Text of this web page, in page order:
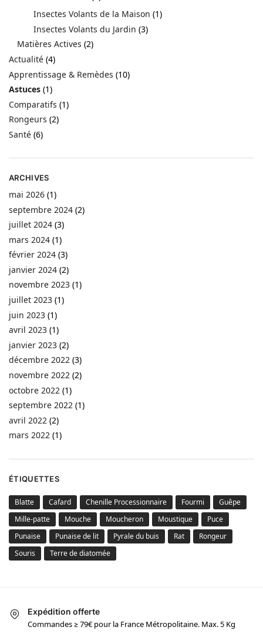
Insectes Volants de la Maison (1)
Insectes Volants du Jardin (3)
Matières Actives (2)
Actualité (4)
Apprentissage & Remèdes (10)
Astuces (1)
Comparatifs (1)
Rongeurs (2)
Santé (6)
ARCHIVES
mai 2026 (1)
septembre 2024 (2)
juillet 2024 (3)
mars 2024 (1)
février 2024 (3)
janvier 2024 (2)
novembre 2023 (1)
juillet 2023 (1)
juin 2023 (1)
avril 2023 (1)
janvier 2023 (2)
décembre 2022 (3)
novembre 2022 (2)
octobre 2022 (1)
septembre 2022 (1)
avril 2022 (2)
mars 2022 (1)
ÉTIQUETTES
Blatte Cafard Chenille Processionnaire Fourmi
Guêpe
Mille-patte
Mouche Moucheron Moustique
Puce
Punaise
Punaise de lit Pyrale du buis Rat
Rongeur
Souris
Terre de diatomée
Expédition offerte
Commandes ≥ 79€ pour la France Métropolitaine. Max. 5 Kg